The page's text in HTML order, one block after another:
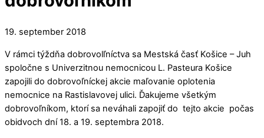
19. september 2018
V rámci týždňa dobrovolľníctva sa Mestská časť Košice – Juh
spoločne s Univerzitnou nemocnicou L. Pasteura Košice
zapojili do dobrovoľníckej akcie maľovanie oplotenia
nemocnice na Rastislavovej ulici. Ďakujeme všetkým
dobrovoľníkom, ktorí sa neváhali zapojiť do tejto akcie počas
obidvoch dní 18. a 19. septembra 2018.